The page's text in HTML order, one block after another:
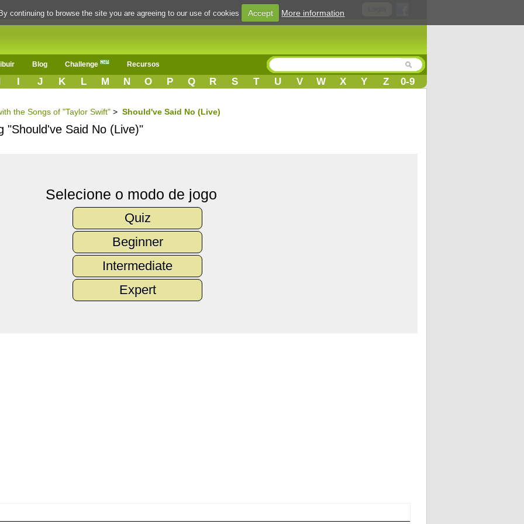
Blog Challenge Recursos
I J K L M N O P Q R S T U V W X Y Z 0-9
the Songs of "Taylor Swift" > Should've Said No (Live)
"Should've Said No (Live)"
Selecione o modo de jogo
Quiz
Beginner
Intermediate
Expert
continuing to browse the site you are agreeing to our use of cookies Accept More information